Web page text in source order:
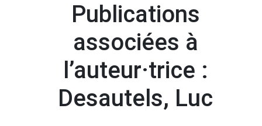
Publications
associées à
l’auteur·trice :
Desautels, Luc